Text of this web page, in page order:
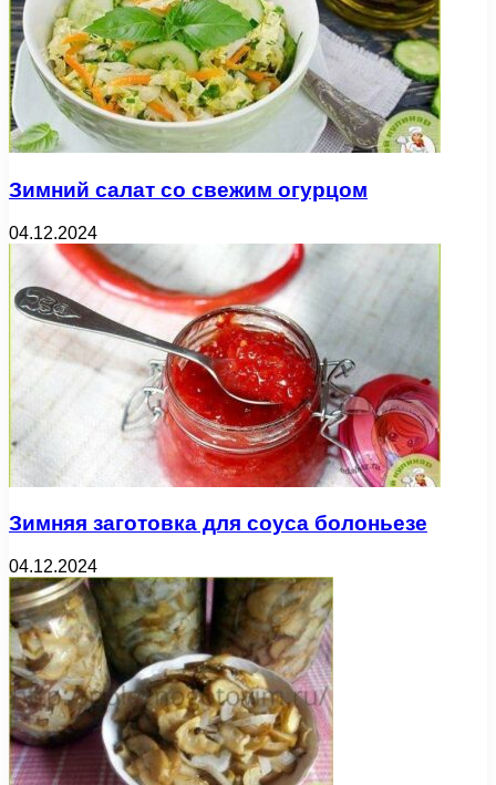
Зимний салат со свежим огурцом
04.12.2024
Зимняя заготовка для соуса болоньезе
04.12.2024